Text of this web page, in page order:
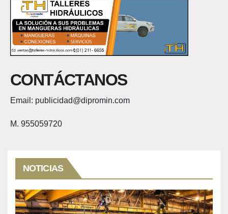
CONTÁCTANOS
Email: publicidad@dipromin.com
M. 955059720
NOTICIAS